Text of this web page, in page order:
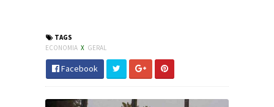
TAGS
ECONOMIA X GERAL
Facebook